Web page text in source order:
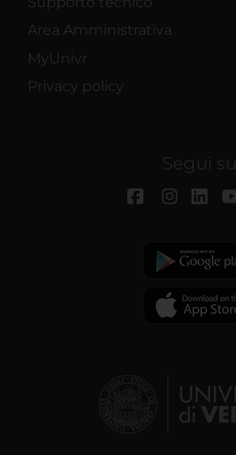
Area Amministrativa
MyUnivr
Privacy policy
Segui su